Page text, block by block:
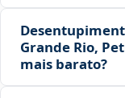
Grande Rio,
mais barato?